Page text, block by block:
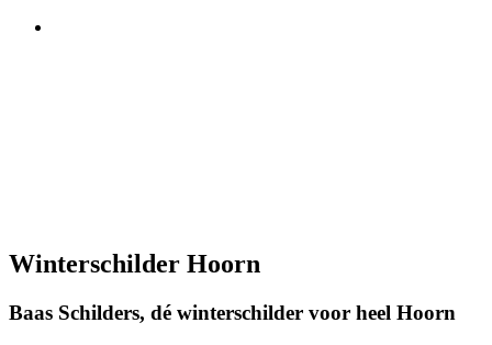
Winterschilder Hoorn
Baas Schilders, dé winterschilder voor heel Hoorn